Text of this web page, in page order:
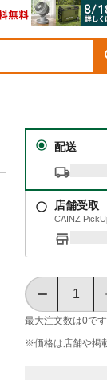
配送
店舗受取
CAINZ
最大注文数は0です
※価格は​店舗や​掲